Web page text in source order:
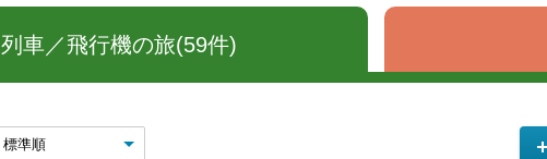
列車／飛行機の旅(59件)